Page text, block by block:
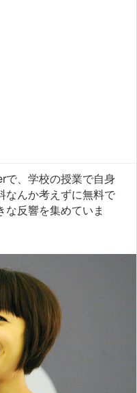
で、学校の授業で自身
なんか考えずに無料で
反響を集めていま